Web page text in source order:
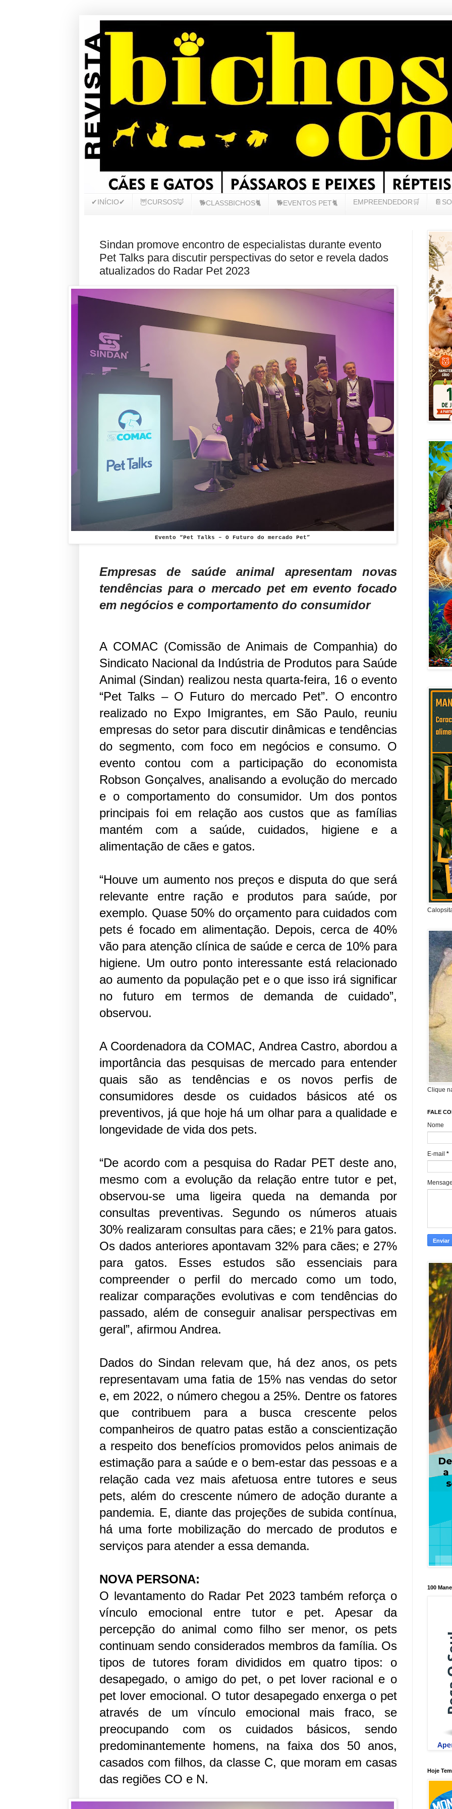
✔INÍCIO✔ 🦉CURSOS🦊 🐕CLASSBICHOS🐈 🐕EVENTOS PET🐈 EMPREENDEDOR🛒
Sindan promove encontro de especialistas durante evento
Pet Talks para discutir perspectivas do setor e revela dados
atualizados do Radar Pet 2023
Evento “Pet Talks – O Futuro do mercado Pet”
Empresas de saúde animal apresentam novas
tendências para o mercado pet em evento focado
em negócios e comportamento do consumidor
A COMAC (Comissão de Animais de Companhia) do
Sindicato Nacional da Indústria de Produtos para Saúde
Animal (Sindan) realizou nesta quarta-feira, 16 o evento
“Pet Talks – O Futuro do mercado Pet”. O encontro
realizado no Expo Imigrantes, em São Paulo, reuniu
empresas do setor para discutir dinâmicas e tendências
do segmento, com foco em negócios e consumo. O
evento contou com a participação do economista
Robson Gonçalves, analisando a evolução do mercado
e o comportamento do consumidor. Um dos pontos
principais foi em relação aos custos que as famílias
mantém com a saúde, cuidados, higiene e a
alimentação de cães e gatos.
“Houve um aumento nos preços e disputa do que será
relevante entre ração e produtos para saúde, por
exemplo. Quase 50% do orçamento para cuidados com
pets é focado em alimentação. Depois, cerca de 40%
vão para atenção clínica de saúde e cerca de 10% para
higiene. Um outro ponto interessante está relacionado
ao aumento da população pet e o que isso irá significar
no futuro em termos de demanda de cuidado”,
observou.
A Coordenadora da COMAC, Andrea Castro, abordou a
importância das pesquisas de mercado para entender
quais são as tendências e os novos perfis de
consumidores desde os cuidados básicos até os
preventivos, já que hoje há um olhar para a qualidade e
longevidade de vida dos pets.
“De acordo com a pesquisa do Radar PET deste ano,
mesmo com a evolução da relação entre tutor e pet,
observou-se uma ligeira queda na demanda por
consultas preventivas. Segundo os números atuais
30% realizaram consultas para cães; e 21% para gatos.
Os dados anteriores apontavam 32% para cães; e 27%
para gatos. Esses estudos são essenciais para
compreender o perfil do mercado como um todo,
realizar comparações evolutivas e com tendências do
passado, além de conseguir analisar perspectivas em
geral”, afirmou Andrea.
Dados do Sindan relevam que, há dez anos, os pets
representavam uma fatia de 15% nas vendas do setor
e, em 2022, o número chegou a 25%. Dentre os fatores
que contribuem para a busca crescente pelos
companheiros de quatro patas estão a conscientização
a respeito dos benefícios promovidos pelos animais de
estimação para a saúde e o bem-estar das pessoas e a
relação cada vez mais afetuosa entre tutores e seus
pets, além do crescente número de adoção durante a
pandemia. E, diante das projeções de subida contínua,
há uma forte mobilização do mercado de produtos e
serviços para atender a essa demanda.
NOVA PERSONA:
O levantamento do Radar Pet 2023 também reforça o
vínculo emocional entre tutor e pet. Apesar da
percepção do animal como filho ser menor, os pets
continuam sendo considerados membros da família. Os
tipos de tutores foram divididos em quatro tipos: o
desapegado, o amigo do pet, o pet lover racional e o
pet lover emocional. O tutor desapegado enxerga o pet
através de um vínculo emocional mais fraco, se
preocupando com os cuidados básicos, sendo
predominantemente homens, na faixa dos 50 anos,
casados com filhos, da classe C, que moram em casas
das regiões CO e N.
Clique
FALE
Nome
E-mail *
100
Hoje